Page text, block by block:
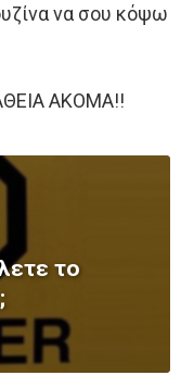
να σου κόψω
ΑΚΟΜΑ!!
το